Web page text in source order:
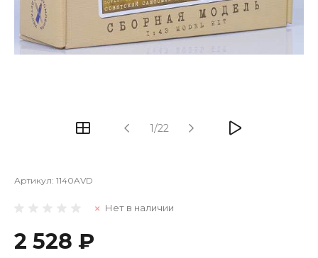
1/22
Артикул: 1140AVD
Нет в наличии
2 528 ₽